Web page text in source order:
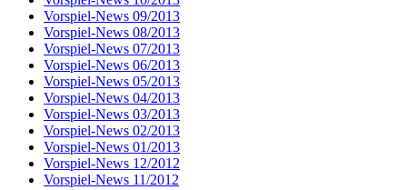
Vorspiel-News 09/2013
Vorspiel-News 08/2013
Vorspiel-News 07/2013
Vorspiel-News 06/2013
Vorspiel-News 05/2013
Vorspiel-News 04/2013
Vorspiel-News 03/2013
Vorspiel-News 02/2013
Vorspiel-News 01/2013
Vorspiel-News 12/2012
Vorspiel-News 11/2012